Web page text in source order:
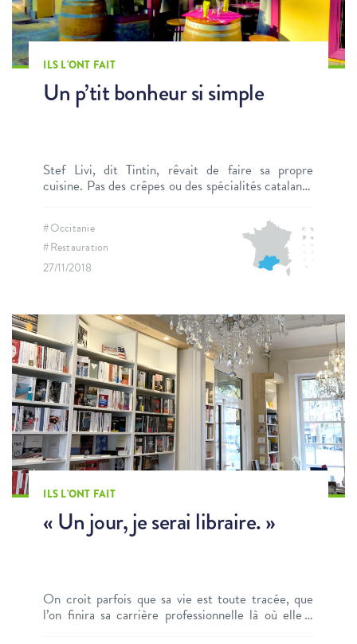
ILS L'ONT FAIT
Un p’tit bonheur si simple
Stef Livi, dit Tintin, rêvait de faire sa propre
cuisine. Pas des crêpes ou des spécialités catalanes
saisons, élaborée par ses mains, qui ouvre aux
plaisirs de la conversation avec les clients. Un p’tit
bonheur tout simple, en accord avec lui-même.
#Occitanie
#Restauration
27/11/2018
ILS L'ONT FAIT
« Un jour, je serai libraire. »
On croit parfois que sa vie est toute tracée, que
l’on finira sa carrière professionnelle là où elle a